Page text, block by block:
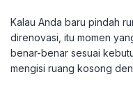
Kalau Anda baru pindah
direnovasi, itu momen
benar-benar sesuai
mengisi ruang kosong